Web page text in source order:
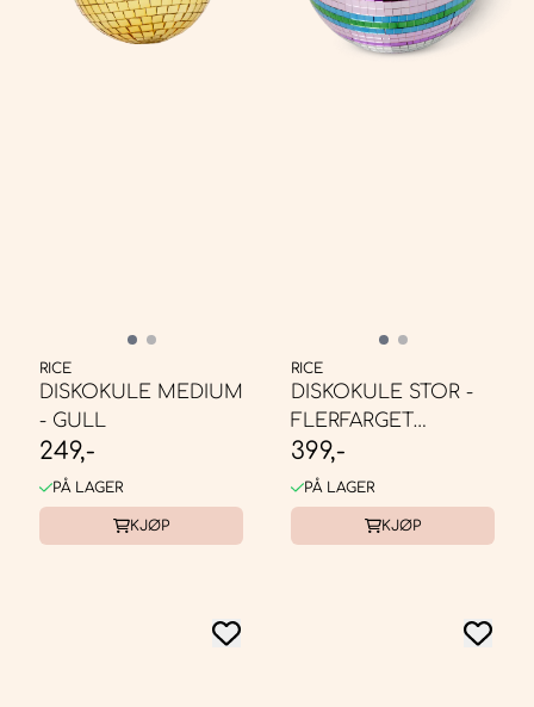
RICE
DISKOKULE MEDIUM
- GULL
249,-
PÅ LAGER
KJØP
RICE
DISKOKULE STOR -
FLERFARGET
ROSA/BLÅ
399,-
PÅ LAGER
KJØP